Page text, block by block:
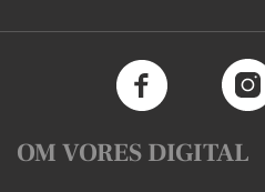
OM VORES DIGITAL